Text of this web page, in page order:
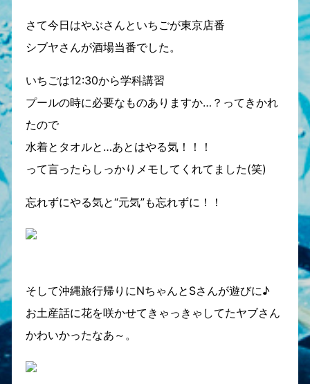
さて今日はやぶさんといちごが東京店番
シブヤさんが酒場当番でした。
いちごは12:30から学科講習
プールの時に必要なものありますか…？ってきかれ
たので
水着とタオルと…あとはやる気！！！
って言ったらしっかりメモしてくれてました(笑)
忘れずにやる気と“元気”も忘れずに！！
そして沖縄旅行帰りにNちゃんとSさんが遊びに♪
お土産話に花を咲かせてきゃっきゃしてたヤブさん
かわいかったなあ～。